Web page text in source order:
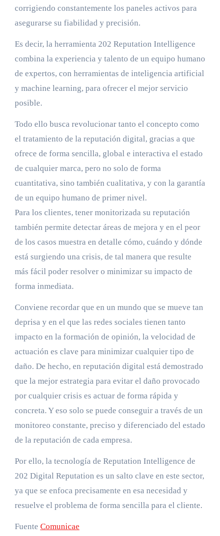
corrigiendo constantemente los paneles activos para
asegurarse su fiabilidad y precisión.
Es decir, la herramienta 202 Reputation Intelligence
combina la experiencia y talento de un equipo humano
de expertos, con herramientas de inteligencia artificial
y machine learning, para ofrecer el mejor servicio
posible.
Todo ello busca revolucionar tanto el concepto como
el tratamiento de la reputación digital, gracias a que
ofrece de forma sencilla, global e interactiva el estado
de cualquier marca, pero no solo de forma
cuantitativa, sino también cualitativa, y con la garantía
de un equipo humano de primer nivel.
Para los clientes, tener monitorizada su reputación
también permite detectar áreas de mejora y en el peor
de los casos muestra en detalle cómo, cuándo y dónde
está surgiendo una crisis, de tal manera que resulte
más fácil poder resolver o minimizar su impacto de
forma inmediata.
Conviene recordar que en un mundo que se mueve tan
deprisa y en el que las redes sociales tienen tanto
impacto en la formación de opinión, la velocidad de
actuación es clave para minimizar cualquier tipo de
daño. De hecho, en reputación digital está demostrado
que la mejor estrategia para evitar el daño provocado
por cualquier crisis es actuar de forma rápida y
concreta. Y eso solo se puede conseguir a través de un
monitoreo constante, preciso y diferenciado del estado
de la reputación de cada empresa.
Por ello, la tecnología de Reputation Intelligence de
202 Digital Reputation es un salto clave en este sector,
ya que se enfoca precisamente en esa necesidad y
resuelve el problema de forma sencilla para el cliente.
Fuente Comunicae